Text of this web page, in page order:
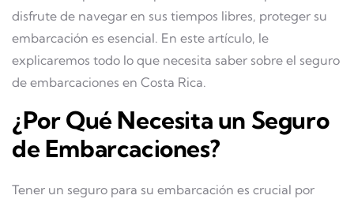
disfrute de navegar en sus tiempos libres, proteger su
embarcación es esencial. En este artículo, le
explicaremos todo lo que necesita saber sobre el seguro
de embarcaciones en Costa Rica.
¿Por Qué Necesita un Seguro
de Embarcaciones?
Tener un seguro para su embarcación es crucial por